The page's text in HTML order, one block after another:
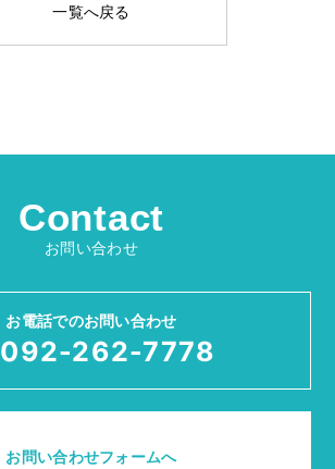
一覧へ戻る
Contact
お問い合わせ
お電話でのお問い合わせ
092-262-7778
お問い合わせフォームへ